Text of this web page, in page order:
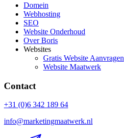
Domein
Webhosting
SEO
Website Onderhoud
Over Boris
Websites
Gratis Website Aanvragen
Website Maatwerk
Contact
+31 (0)6 342 189 64
info@marketingmaatwerk.nl